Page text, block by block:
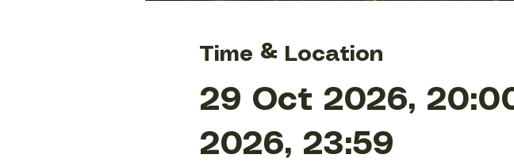
Time & Location
29 Oct 2026,
2026, 23:59